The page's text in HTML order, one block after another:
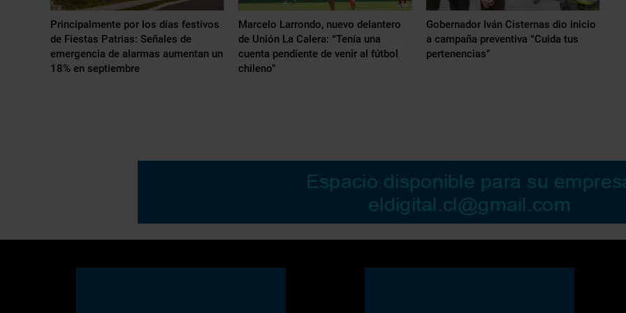
Principalmente por los días festivos
de Fiestas Patrias: Señales de
emergencia de alarmas aumentan un
18% en septiembre
Marcelo Larrondo, nuevo delantero
de Unión La Calera: “Tenía una
cuenta pendiente de venir al fútbol
chileno”
Gobernador Iván Cisternas dio inicio
a campaña preventiva “Cuida tus
pertenencias”